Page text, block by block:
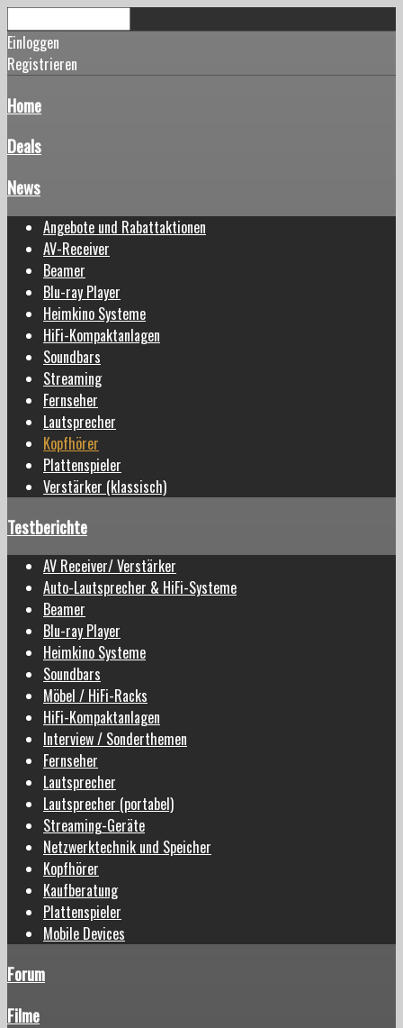
Einloggen
Registrieren
Home
Deals
News
Angebote und Rabattaktionen
AV-Receiver
Beamer
Blu-ray Player
Heimkino Systeme
HiFi-Kompaktanlagen
Soundbars
Streaming
Fernseher
Lautsprecher
Kopfhörer
Plattenspieler
Verstärker (klassisch)
Testberichte
AV Receiver/ Verstärker
Auto-Lautsprecher & HiFi-Systeme
Beamer
Blu-ray Player
Heimkino Systeme
Soundbars
Möbel / HiFi-Racks
HiFi-Kompaktanlagen
Interview / Sonderthemen
Fernseher
Lautsprecher
Lautsprecher (portabel)
Streaming-Geräte
Netzwerktechnik und Speicher
Kopfhörer
Kaufberatung
Plattenspieler
Mobile Devices
Forum
Filme